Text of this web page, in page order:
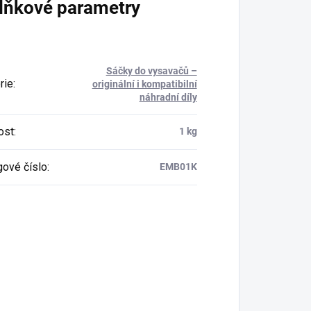
parametry
:
Sáčky do vysavačů –
originální i kompatibilní
náhradní díly
: 1 kg
číslo: EMB01K